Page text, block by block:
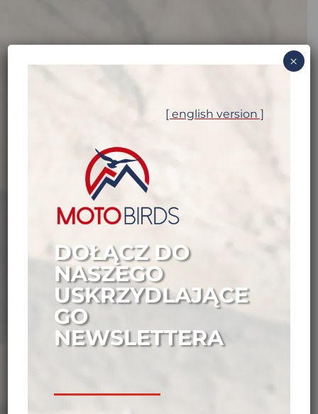
JOIN OUR SOARING
NEWSLETTER
We’ll tell you a little secret… ? Our
newsletter’s subscribers get more! ?
?? You will be the first to know the new offer.
read over coffee.
[ english version ]
DOŁĄCZ DO
NASZEGO
USKRZYDLAJĄCE
GO
NEWSLETTERA
×